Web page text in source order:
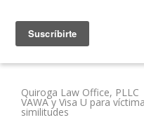
Quiroga Law Office, PLLC
VAWA y Visa U para
similitudes